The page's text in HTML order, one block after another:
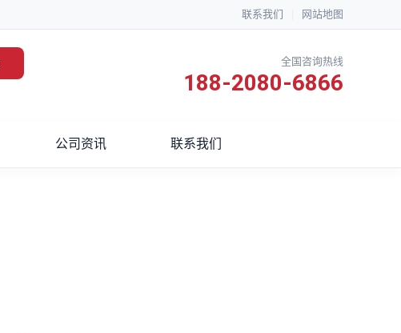
联系我们 网站地图
全国咨询热线
188-2080-6866
公司资讯 联系我们